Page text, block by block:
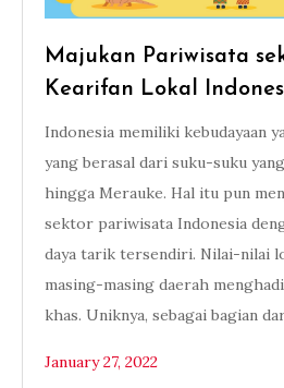
Majukan Pariwisata
Kearifan Lokal
Indonesia memiliki kebudayaan
yang berasal dari suku-suku
hingga Merauke. Hal itu pun
sektor pariwisata Indonesia
daya tarik tersendiri. Nilai-nilai
masing-masing daerah
khas. Uniknya, sebagai bagian
January 27, 2022